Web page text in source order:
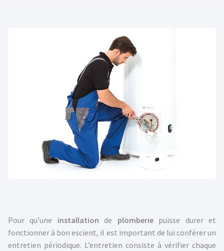
Pour qu’une installation de plomberiepuisse durer et
fonctionner à bon escient, il est important de lui conférer un
entretien périodique. L’entretien consiste à vérifier chaque